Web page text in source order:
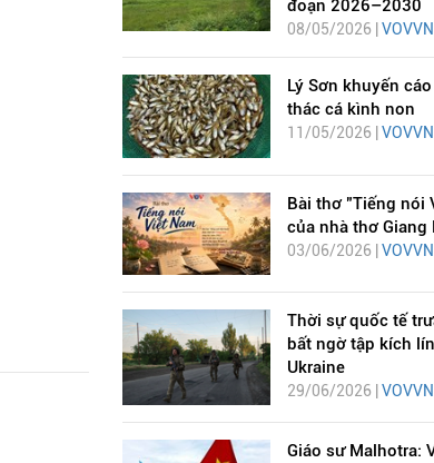
đoạn 2026–2030
08/05/2026 | VOVVN
Lý Sơn khuyến
thác cá kình non
11/05/2026 | VOVVN
Bài thơ "Tiếng nói
của nhà thơ Giang
03/06/2026 |VOVVN
Thời sự quốc tế
bất ngờ tập kích
Ukraine
29/06/2026 | VOVVN
Giáo sư Malhotra: